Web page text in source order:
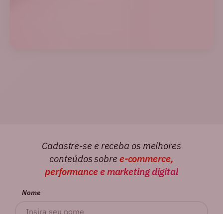
Cadastre-se e receba os melhores
conteúdos sobre e-commerce,
performance e marketing digital
Nome